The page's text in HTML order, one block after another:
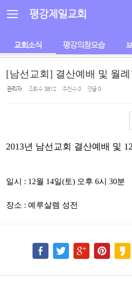
평강제일교회
교회소식 평강의참모습
[남선교회] 결산예배 및 월례
관리자 조회 수3812 추천 수0 댓글0
2013년 남선교회 결산예배 및
일시 : 12월 14일(토) 오후 6시 30분
장소 : 예루살렘 성전